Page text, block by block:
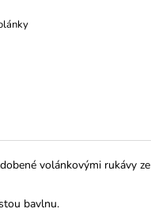
volánkovými rukávy ze
bavlnu.